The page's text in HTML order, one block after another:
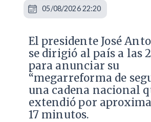
El presidente José
se dirigió al país a las
para anunciar su
“megarreforma de
una cadena nacional
extendió por
17 minutos.
05/08/2026 22:20